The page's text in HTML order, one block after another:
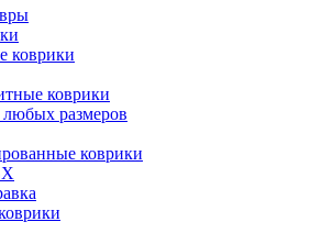
коврики
коврики
размеров
коврики